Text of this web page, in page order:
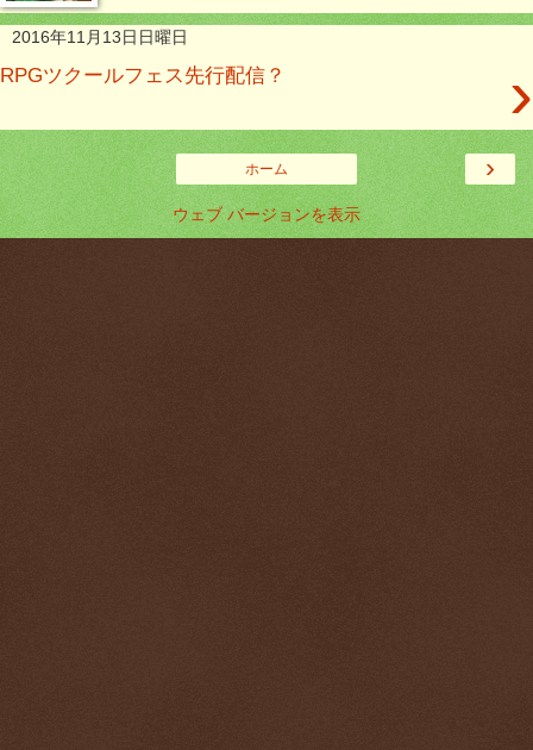
2016年11月13日日曜日
RPGツクールフェス先行配信？ ›
›
ホーム
ウェブ バージョンを表示